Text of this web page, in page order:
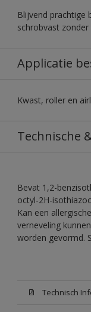
Blijvend prachtige
schrobvast zonder
Applicatie
Kwast, roller en
Technische
Bevat 1,2-
octyl-2H-
Kan een
verneveling
worden gevormd.